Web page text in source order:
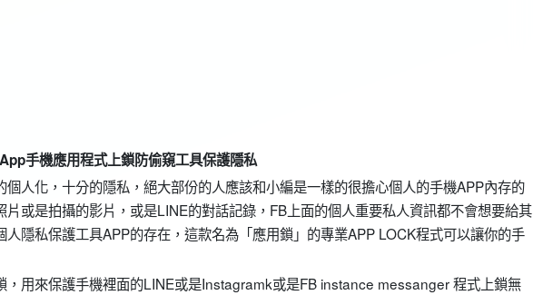
手機應用程式上鎖防偷窺工具保護隱私
人化，十分的隱私，絕大部份的人應該和小編是一樣的很擔心個人的手機APP內存的
或是拍攝的影片，或是LINE的對話記錄，FB上面的個人重要私人資訊都不會想要給其
隱私保護工具APP的存在，這款名為「應用鎖」的專業APP LOCK程式可以讓你的手
，用來保護手機裡面的LINE或是Instagramk或是FB instance messanger 程式上鎖無